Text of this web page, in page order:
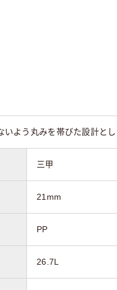
よう丸みを帯びた設計とし
三甲
21mm
PP
26.7L